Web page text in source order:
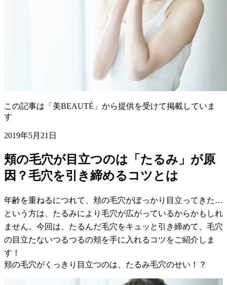
この記事は「美BEAUTÉ」から提供を受けて掲載していま
す
2019年5月21日
頬の毛穴が目立つのは「たるみ」が原
因？毛穴を引き締めるコツとは
年齢を重ねるにつれて、頬の毛穴がぽっかり目立ってきた…
という方は、たるみにより毛穴が広がっているからかもしれ
ません。今回は、たるんだ毛穴をキュッと引き締めて、毛穴
の目立たないつるつるの頬を手に入れるコツをご紹介しま
す！
頬の毛穴がくっきり目立つのは、たるみ毛穴のせい！？